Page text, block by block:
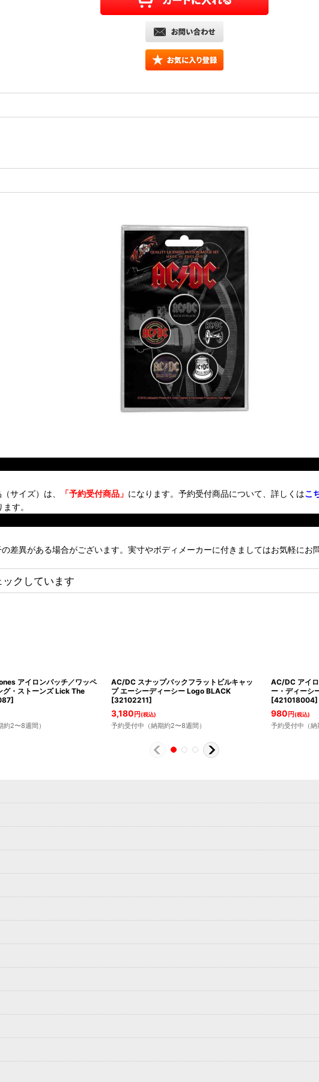
サイズ）は、 「予約受付商品」 になります。予約受付商品について、詳しくはこ
す。
差異がある場合がございます。実寸やボディメーカーに付きましてはお気軽にお
クしています
アイロンパッチ／ワッペ
グ・ストーンズ Lick The
]
2〜8週間）
AC/DC スナップバックフラットビルキャッ
プ エーシーディーシー Logo BLACK
[32102211]
3,180 円(税込)
予約受付中（納期約2〜8週間）
AC/DC アイ
ー・ディーシ
[421018004]
980 円(税込)
予約受付中（納